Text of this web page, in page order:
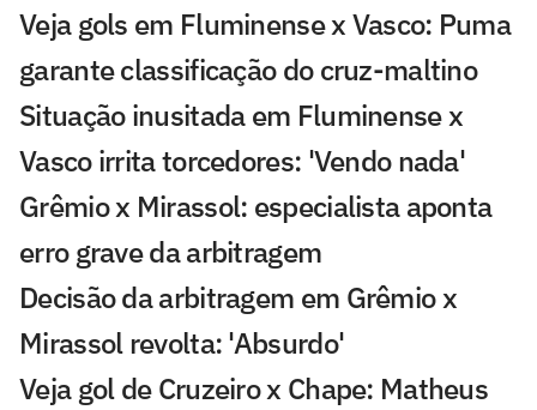
Veja gols em Fluminense x Vasco: Puma
garante classificação do cruz-maltino
Situação inusitada em Fluminense x
Vasco irrita torcedores: 'Vendo nada'
Grêmio x Mirassol: especialista aponta
erro grave da arbitragem
Decisão da arbitragem em Grêmio x
Mirassol revolta: 'Absurdo'
Veja gol de Cruzeiro x Chape: Matheus